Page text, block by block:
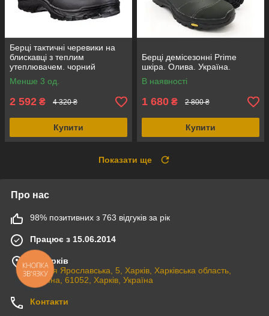
Берці тактичні черевики на
блискавці з теплим
утеплювачем. чорний
замш+кордура, Mil-Tec
Німеччина
Менше 3 од.
2 592 ₴ 4 320 ₴
Купити
Берці демісезонні Prime
шкіра. Олива. Україна.
В наявності
1 680 ₴ 2 800 ₴
Купити
Показати ще
Про нас
98% позитивних з 763 відгуків за рік
Працює з 15.06.2014
м. Харків
вулиця Ярославська, 5, Харків, Харківська область,
Україна, 61052, Харків, Україна
Контакти
КНОПКА
ЗВ'ЯЗКУ